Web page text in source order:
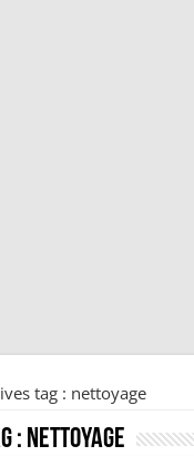
tag : nettoyage
: nettoyage